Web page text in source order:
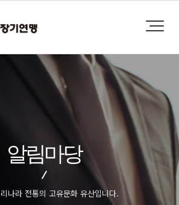
알림마당
나라 전통의 고유문화 유산입니다.